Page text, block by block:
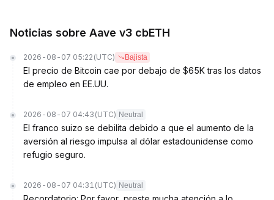
Noticias sobre Aave v3 cbETH
2026-08-07 05:22 (UTC) Bajista
El precio de Bitcoin cae por debajo de $65K tras los datos
de empleo en EE.UU.
2026-08-07 04:43 (UTC) Neutral
El franco suizo se debilita debido a que el aumento de la
aversión al riesgo impulsa al dólar estadounidense como
refugio seguro.
2026-08-07 04:31 (UTC) Neutral